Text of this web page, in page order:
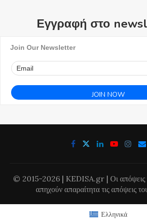
Εγγραφή στο
Join Our Newsletter
© 2015-2026 | KEDISA.gr | Οι απόψεις
απηχούν απαραίτητα τις απόψεις
Ελληνικά